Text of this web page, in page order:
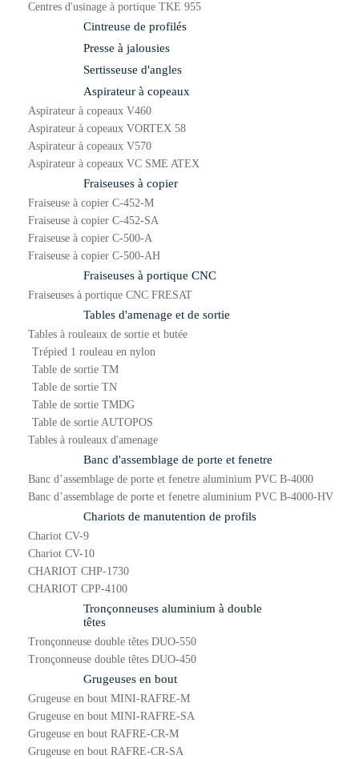
Centres d'usinage à portique TKE 955
Cintreuse de profilés
Presse à jalousies
Sertisseuse d'angles
Aspirateur à copeaux
Aspirateur à copeaux V460
Aspirateur à copeaux VORTEX 58
Aspirateur à copeaux V570
Aspirateur à copeaux VC SME ATEX
Fraiseuses à copier
Fraiseuse à copier C-452-M
Fraiseuse à copier C-452-SA
Fraiseuse à copier C-500-A
Fraiseuse à copier C-500-AH
Fraiseuses à portique CNC
Fraiseuses à portique CNC FRESAT
Tables d'amenage et de sortie
Tables à rouleaux de sortie et butée
Trépied 1 rouleau en nylon
Table de sortie TM
Table de sortie TN
Table de sortie TMDG
Table de sortie AUTOPOS
Tables à rouleaux d'amenage
Banc d'assemblage de porte et fenetre
Banc d’assemblage de porte et fenetre aluminium PVC B-4000
Banc d’assemblage de porte et fenetre aluminium PVC B-4000-HV
Chariots de manutention de profils
Chariot CV-9
Chariot CV-10
CHARIOT CHP-1730
CHARIOT CPP-4100
Tronçonneuses aluminium à double
têtes
Tronçonneuse double têtes DUO-550
Tronçonneuse double têtes DUO-450
Grugeuses en bout
Grugeuse en bout MINI-RAFRE-M
Grugeuse en bout MINI-RAFRE-SA
Grugeuse en bout RAFRE-CR-M
Grugeuse en bout RAFRE-CR-SA